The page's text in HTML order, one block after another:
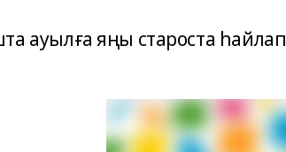
ауылға яңы староста һайлап